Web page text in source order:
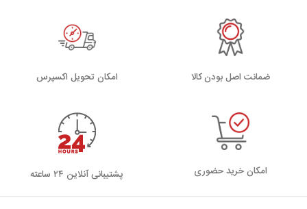
مشکل کانکتور باتری
سیم کشی کانکتور باتری
نقشه کانکتور باتری
کانکتور باتری سونی
کانکتور باتری ال جی
کانکتور باتری نوکیا
ضمانت اصل بودن کالا اﻣﮑﺎن ﺗﺤﻮﯾﻞ اﮐﺴﭙﺮس
امکان خرید حضوری پشتیبانی آنلاین ۲۴ ساعته